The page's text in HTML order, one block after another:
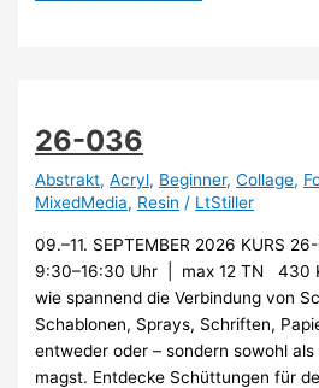
26-036
Abstrakt,Acryl, Beginner,Collage,
MixedMedia, Resin / LtStiller
09.–11. SEPTEMBER 2026 KURS
9:30–16:30 Uhr | max 12 TN 430
wie spannend die Verbindung von
Schablonen, Sprays, Schriften,
entweder oder – sondern sowohl
magst. Entdecke Schüttungen für